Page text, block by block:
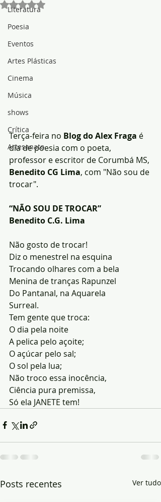
Literatura
Poesia
Eventos
Artes Plásticas
Cinema
Música
shows
Crítica
Artesanato
Avaliado com NaN de 5 estrelas.
Terça-feira no Blog do Alex Fraga é
dia de poesia com o poeta,
professor e escritor de Corumbá MS,
Benedito CG Lima, com "Não sou de
trocar".
“NÃO SOU DE TROCAR”
Benedito C.G. Lima
Não gosto de trocar!
Diz o menestrel na esquina
Trocando olhares com a bela
Menina de tranças Rapunzel
Do Pantanal, na Aquarela
Surreal.
Tem gente que troca:
O dia pela noite
A pelica pelo açoite;
O açúcar pelo sal;
O sol pela lua;
Não troco essa inocência,
Ciência pura premissa,
Só ela JANETE tem!
Posts recentes Ver tudo